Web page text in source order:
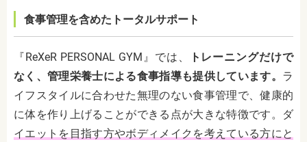
食事管理を含めたトータルサポート
『ReXeR PERSONAL GYM』では、
トレーニングだけで
なく、管理栄養士による食事指導も提供しています。 ラ
イフスタイルに合わせた無理のない食事管理で、健康的
に体を作り上げることができる点が大きな特徴です。ダ
イエットを目指す方やボディメイクを考えている方にと